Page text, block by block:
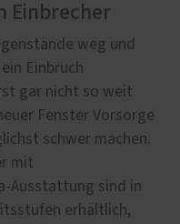
Einbrecher
weg und
Einbruch
gar nicht so weit
Fenster Vorsorge
schwer machen.
mit
Ausstattung sind in
erhältlich,